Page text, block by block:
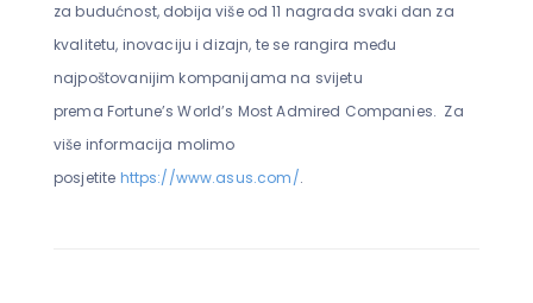
za budućnost, dobija više od 11 nagrada svaki dan za
kvalitetu, inovaciju i dizajn, te se rangira među
najpoštovanijim kompanijama na svijetu
prema Fortune’s World’s Most Admired Companies. Za
više informacija molimo
posjetite https://www.asus.com/.